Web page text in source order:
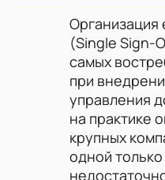
Организация
(Single Sign-
самых
при
управления
на практике
крупных
одной